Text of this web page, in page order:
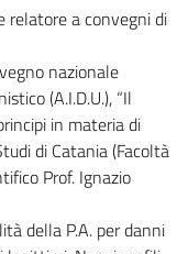
relatore a convegni di
nazionale
(A.I.D.U.), “Il
in materia di
di Catania (Facoltà
Prof. Ignazio
della P.A. per danni